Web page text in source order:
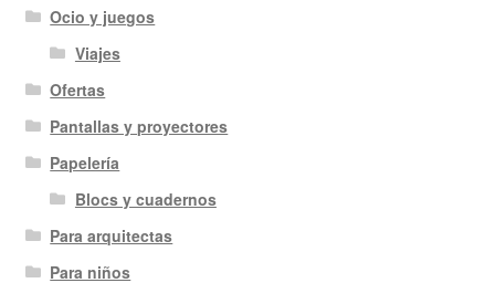
Ocio y juegos
Viajes
Ofertas
Pantallas y proyectores
Papelería
Blocs y cuadernos
Para arquitectas
Para niños